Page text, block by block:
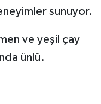
sunuyor.
ve yeşil çay
ünlü.